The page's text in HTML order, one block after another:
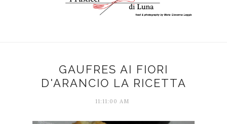
GAUFRES AI FIORI
D'ARANCIO LA RICETTA
11:11:00 AM